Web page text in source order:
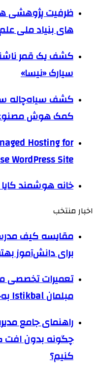
ظرفیت پژوهشی
های بنیاد ملی
کشف یک قمر
سیارک «نیسا»
کشف سیاه‌چاله
کمک هوش
Hosting for
WordPress Site
خانه هوشمند
اخبار منتخب
مقایسه کیف
برای دانش‌آموز
تعمیرات تخصصی
مبلمان Istikbal به‌جای خرید مبل جدید
راهنمای جامع
چگونه بدون افت
کنیم؟